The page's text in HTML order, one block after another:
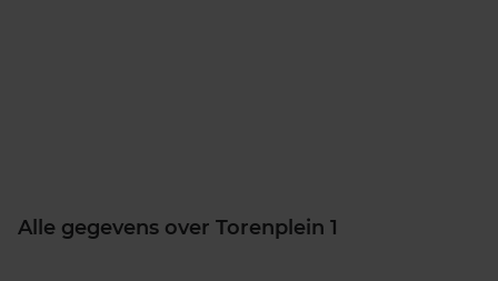
Alle gegevens over Torenplein 1